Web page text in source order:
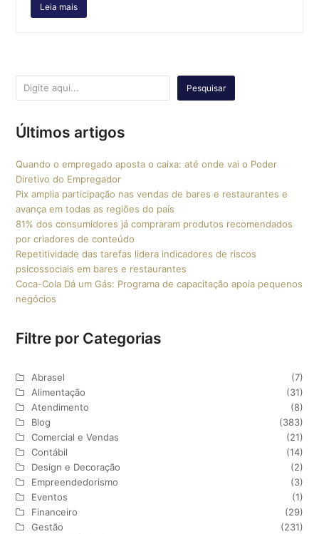
Leia mais
Pesquisar
Últimos artigos
Quando o empregado aposta o caixa: até onde vai o Poder
Diretivo do Empregador
Pix amplia participação nas vendas de bares e restaurantes e
avança em todas as regiões do país
81% dos consumidores já compraram produtos recomendados
por criadores de conteúdo
Repetitividade das tarefas lidera indicadores de riscos
psicossociais em bares e restaurantes
Coca-Cola Dá um Gás: Programa de capacitação apoia pequenos
negócios
Filtre por Categorias
Abrasel
(7)
Alimentação
(31)
Atendimento
(8)
Blog
(383)
Comercial e Vendas
(21)
Contábil
(14)
Design e Decoração
(2)
Empreendedorismo
(3)
Eventos
(1)
Financeiro
(29)
Gestão
(231)